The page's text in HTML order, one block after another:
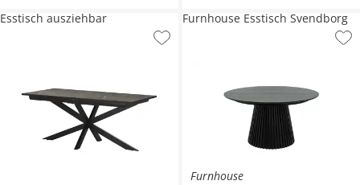
Esstisch ausziehbar
Furnhouse
Furnhouse Esstisch Svendborg